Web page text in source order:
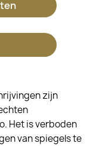
zijn
Het is verboden
van spiegels te